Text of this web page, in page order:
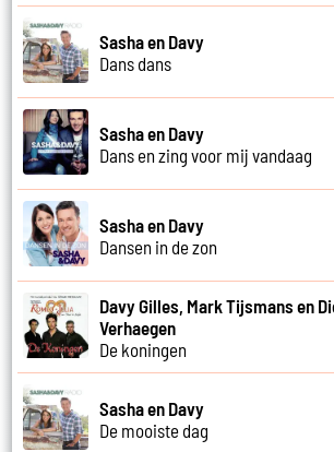
Sasha en Davy
Dans dans
Sasha en Davy
Dans en zing voor mij vandaag
Sasha en Davy
Dansen in de zon
Davy Gilles, Mark Tijsmans en
Verhaegen
De koningen
Sasha en Davy
De mooiste dag